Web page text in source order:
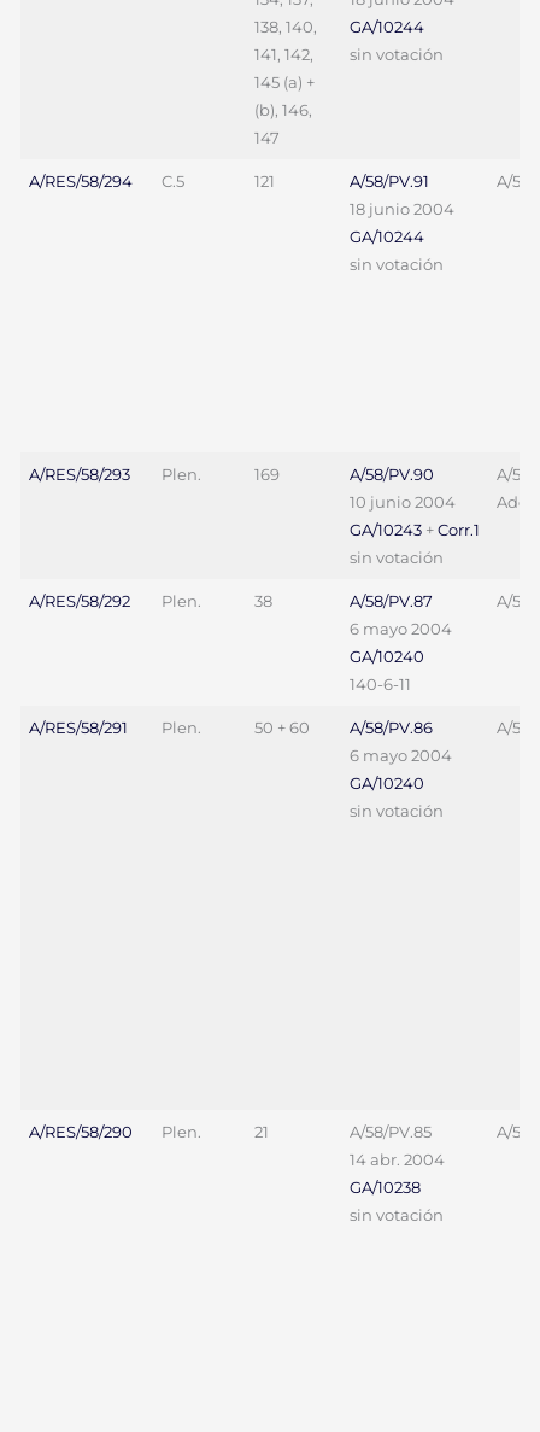
138, 140,
141, 142,
145 (a) +
(b), 146,
147
GA/10244
sin votación
A/RES/58/294 C.5 121
A/58/PV.91
18 junio 2004
GA/10244
sin votación
A/58/
A/RES/58/293 Plen. 169
A/58/PV.90
10 junio 2004
GA/10243 +Corr.1
sin votación
A/58/
Add.1
A/RES/58/292 Plen. 38
A/58/PV.87
6 mayo 2004
GA/10240
140-6-11
A/58/
A/RES/58/291 Plen. 50 + 60
A/58/PV.86
6 mayo 2004
GA/10240
sin votación
A/58/
A/RES/58/290 Plen. 21
A/58/PV.85
14 abr. 2004
GA/10238
sin votación
A/58/